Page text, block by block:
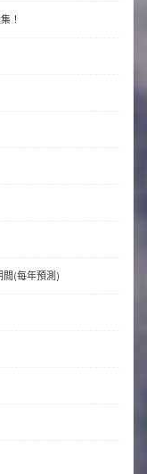
！
(每年預測)